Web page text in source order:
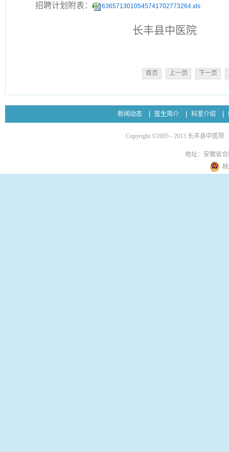
招聘计划附表： 6365713010545741702773264.xls
长丰县中医院
首页 上一页 下一页
新闻动态 医生简介 科室介绍
Copyright ©2005 - 2013 长丰县中医院
地址：安徽省